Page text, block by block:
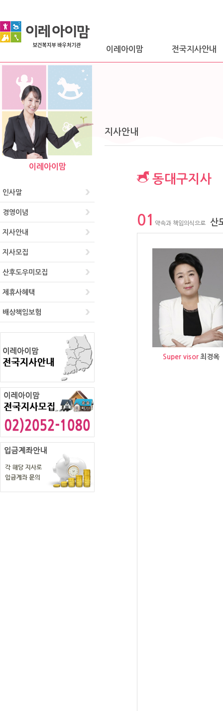
이레아이맘 전국지사안내
이레아이맘
인사말
경영이념
지사안내
지사모집
산후도우미모집
제휴사혜택
배상책임보험
지사안내
동대구지사
01 약속과 책임의식으로 산
Super visor 최경옥